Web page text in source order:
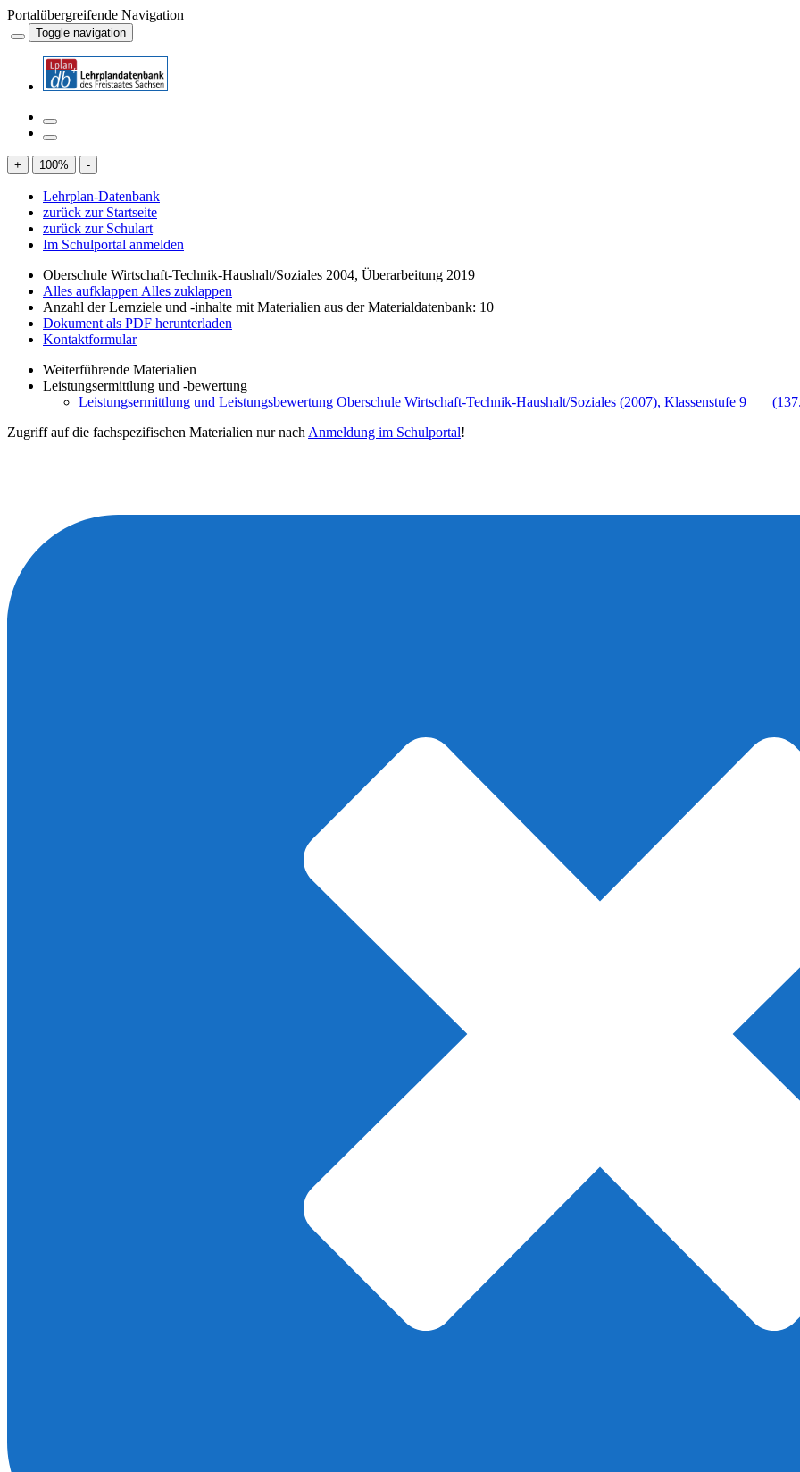
Portalübergreifende Navigation
Toggle navigation
+ 100% -
Lehrplan-Datenbank
zurück zur Startseite
zurück zur Schulart
Im Schulportal anmelden
Oberschule Wirtschaft-Technik-Haushalt/Soziales 2004, Überarbeitung 2019
Alles aufklappen Alles zuklappen
Anzahl der Lernziele und -inhalte mit Materialien aus der Materialdatenbank: 10
Dokument als PDF herunterladen
Kontaktformular
Weiterführende Materialien
Leistungsermittlung und -bewertung
Leistungsermittlung und Leistungsbewertung Oberschule Wirtschaft-Technik-Haushalt/Soziales (2007), Klassenstufe 9
Zugriff auf die fachspezifischen Materialien nur nach Anmeldung im Schulportal!